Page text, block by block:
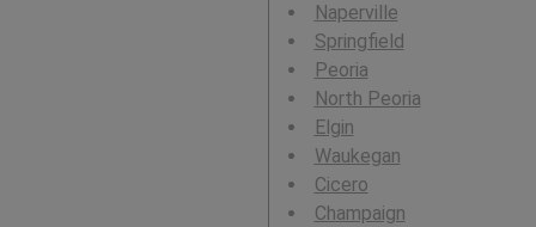
Naperville
Springfield
Peoria
North Peoria
Elgin
Waukegan
Cicero
Champaign